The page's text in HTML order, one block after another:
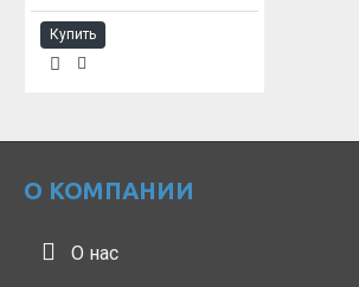
Купить
О КОМПАНИИ
О нас